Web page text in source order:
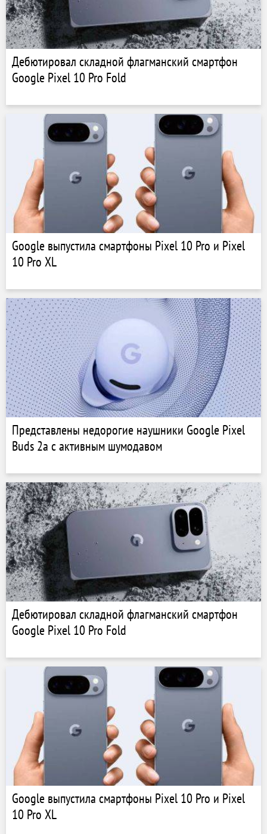
Дебютировал складной флагманский смартфон
Google Pixel 10 Pro Fold
Google выпустила смартфоны Pixel 10 Pro и Pixel
10 Pro XL
Представлены недорогие наушники Google Pixel
Buds 2a с активным шумодавом
Дебютировал складной флагманский смартфон
Google Pixel 10 Pro Fold
Google выпустила смартфоны Pixel 10 Pro и Pixel
10 Pro XL